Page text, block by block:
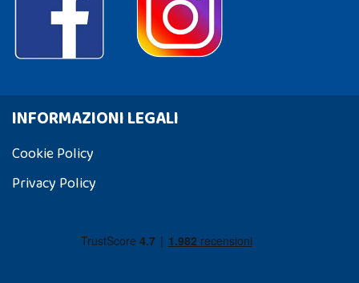
INFORMAZIONI LEGALI
Cookie Policy
Privacy Policy